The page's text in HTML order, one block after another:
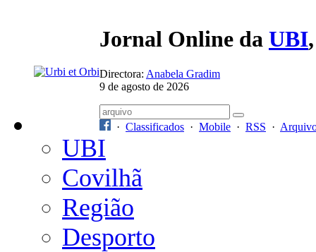
Jornal Online da UBI
Directora: Anabela Gradim
9 de agosto de 2026
· Classificados · Mobile · RSS ·
UBI
Covilhã
Região
Desporto